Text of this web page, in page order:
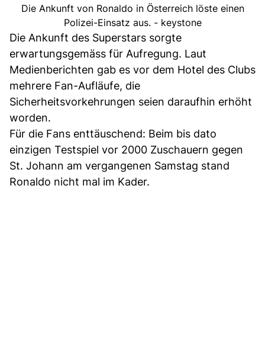
Die Ankunft von Ronaldo in Österreich löste einen
Polizei-Einsatz aus. - keystone
Die Ankunft des Superstars sorgte
erwartungsgemäss für Aufregung. Laut
Medienberichten gab es vor dem Hotel des Clubs
mehrere Fan-Aufläufe, die
Sicherheitsvorkehrungen seien daraufhin erhöht
worden.
Für die Fans enttäuschend: Beim bis dato
einzigen Testspiel vor 2000 Zuschauern gegen
St. Johann am vergangenen Samstag stand
Ronaldo nicht mal im Kader.